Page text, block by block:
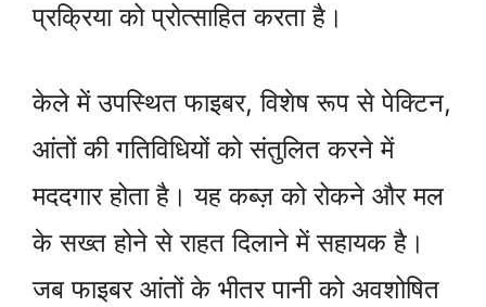
प्रक्रिया को प्रोत्साहित करता है।
केले में उपस्थित फाइबर, विशेष रूप से पेक्टिन,
आंतों की गतिविधियों को संतुलित करने में
मददगार होता है। यह कब्ज़ को रोकने और मल
के सख्त होने से राहत दिलाने में सहायक है।
जब फाइबर आंतों के भीतर पानी को अवशोषित